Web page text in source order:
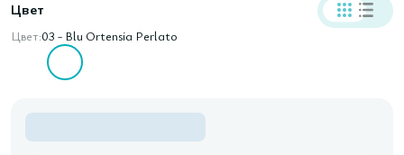
Цвет
Цвет:03 - Blu Ortensia Perlato